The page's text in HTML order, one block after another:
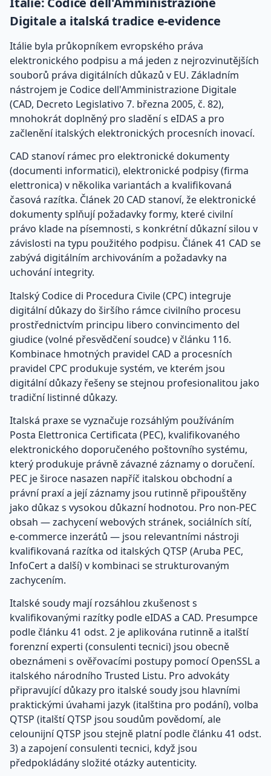
Digitale a italská tradice e-evidence
Itálie byla průkopníkem evropského práva
elektronického podpisu a má jeden z nejrozvinutějších
souborů práva digitálních důkazů v EU. Základním
nástrojem je Codice dell'Amministrazione Digitale
(CAD, Decreto Legislativo 7. března 2005, č. 82),
mnohokrát doplněný pro sladění s eIDAS a pro
začlenění italských elektronických procesních inovací.
CAD stanoví rámec pro elektronické dokumenty
(documenti informatici), elektronické podpisy (firma
elettronica) v několika variantách a kvalifikovaná
časová razítka. Článek 20 CAD stanoví, že elektronické
dokumenty splňují požadavky formy, které civilní
právo klade na písemnosti, s konkrétní důkazní silou v
závislosti na typu použitého podpisu. Článek 41 CAD se
zabývá digitálním archivováním a požadavky na
uchování integrity.
Italský Codice di Procedura Civile (CPC) integruje
digitální důkazy do širšího rámce civilního procesu
prostřednictvím principu libero convincimento del
giudice (volné přesvědčení soudce) v článku 116.
Kombinace hmotných pravidel CAD a procesních
pravidel CPC produkuje systém, ve kterém jsou
digitální důkazy řešeny se stejnou profesionalitou jako
tradiční listinné důkazy.
Italská praxe se vyznačuje rozsáhlým používáním
Posta Elettronica Certificata (PEC), kvalifikovaného
elektronického doporučeného poštovního systému,
který produkuje právně závazné záznamy o doručení.
PEC je široce nasazen napříč italskou obchodní a
právní praxí a její záznamy jsou rutinně připouštěny
jako důkaz s vysokou důkazní hodnotou. Pro non-PEC
obsah — zachycení webových stránek, sociálních sítí,
e-commerce inzerátů — jsou relevantními nástroji
kvalifikovaná razítka od italských QTSP (Aruba PEC,
InfoCert a další) v kombinaci se strukturovaným
zachycením.
Italské soudy mají rozsáhlou zkušenost s
kvalifikovanými razítky podle eIDAS a CAD. Presumpce
podle článku 41 odst. 2 je aplikována rutinně a italští
forenzní experti (consulenti tecnici) jsou obecně
obeznámeni s ověřovacími postupy pomocí OpenSSL a
italského národního Trusted Listu. Pro advokáty
připravující důkazy pro italské soudy jsou hlavními
praktickými úvahami jazyk (italština pro podání), volba
QTSP (italští QTSP jsou soudům povědomí, ale
celounijní QTSP jsou stejně platní podle článku 41 odst.
3) a zapojení consulenti tecnici, když jsou
předpokládány složité otázky autenticity.